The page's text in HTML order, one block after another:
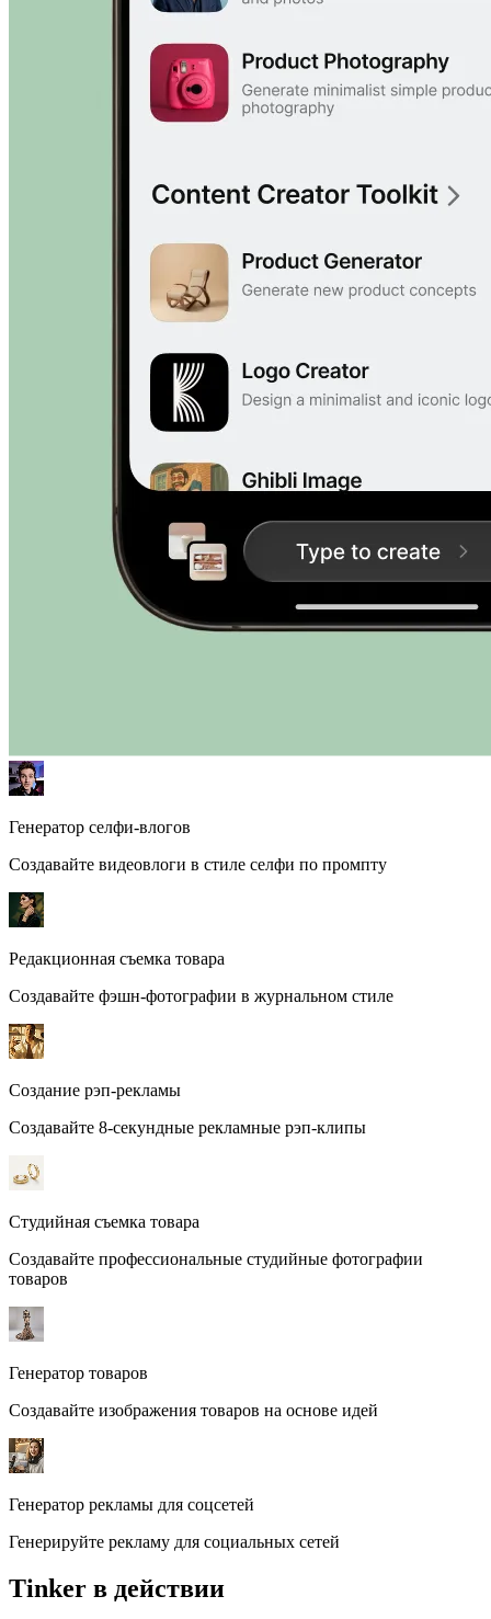
Генератор селфи-влогов
Создавайте видеовлоги в стиле селфи по промпту
Редакционная съемка товара
Создавайте фэшн-фотографии в журнальном стиле
Создание рэп-рекламы
Создавайте 8-секундные рекламные рэп-клипы
Студийная съемка товара
Создавайте профессиональные студийные фотографии
товаров
Генератор товаров
Создавайте изображения товаров на основе идей
Генератор рекламы для соцсетей
Генерируйте рекламу для социальных сетей
Tinker в действии